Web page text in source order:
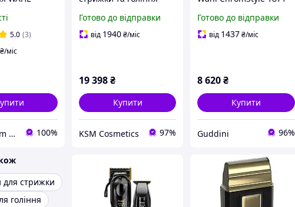
5.0 (3)
₴/міс
Goods from America 100%
Ion Senior Cordless
Edition Aqua Shave
Готово до відправки
від 1940₴/міс
19 398₴
Купити
KSM Cosmetics 97%
Готово до відправки
від 1437₴/міс
8 620₴
Купити
Guddini 96%
стрижки
гоління